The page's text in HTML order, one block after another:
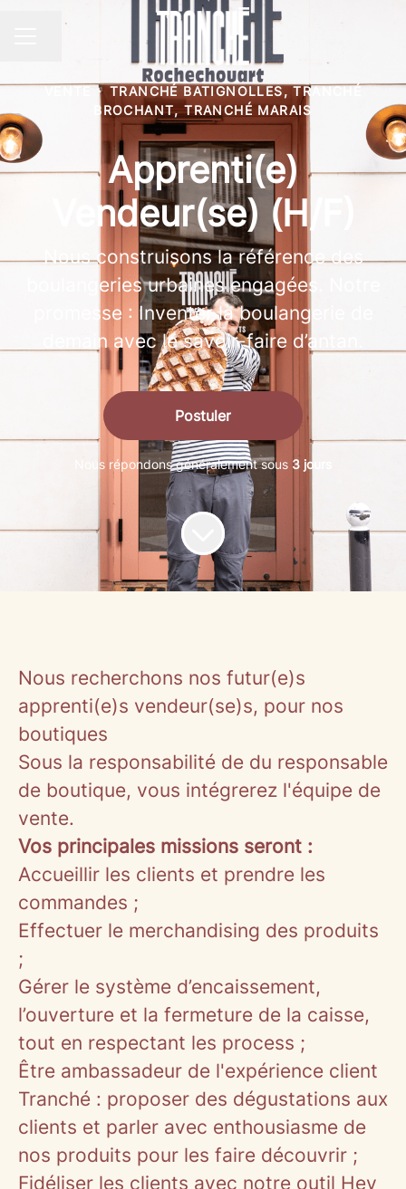
Partager la page
VENTE · TRANCHÉ BATIGNOLLES, TRANCHÉ
BROCHANT, TRANCHÉ MARAIS
Apprenti(e)
Vendeur(se) (H/F)
Nous construisons la référence des
boulangeries urbaines engagées. Notre
promesse : Inventer la boulangerie de
demain avec le savoir-faire d’antan.
Postuler
Nous répondons généralement sous 3 jours
Nous recherchons nos futur(e)s
apprenti(e)s vendeur(se)s, pour nos
boutiques
Sous la responsabilité de du responsable
de boutique, vous intégrerez l'équipe de
vente.
Vos principales missions seront :
Accueillir les clients et prendre les
commandes ;
Effectuer le merchandising des produits
;
Gérer le système d’encaissement,
l’ouverture et la fermeture de la caisse,
tout en respectant les process ;
Être ambassadeur de l'expérience client
Tranché : proposer des dégustations aux
clients et parler avec enthousiasme de
nos produits pour les faire découvrir ;
Fidéliser les clients avec notre outil Hey